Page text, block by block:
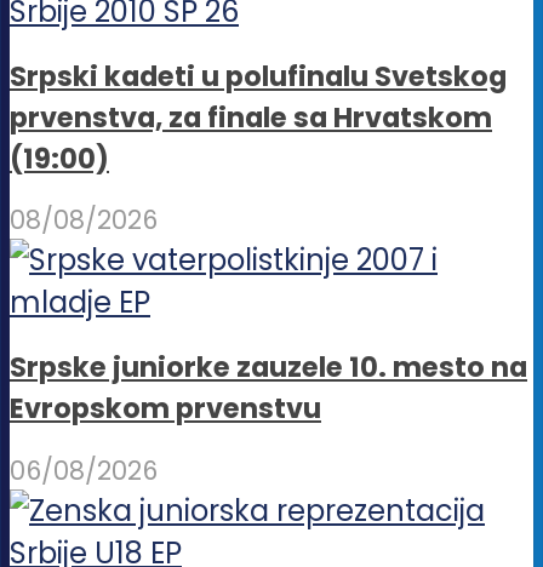
Srpski kadeti u polufinalu Svetskog
prvenstva, za finale sa Hrvatskom
(19:00)
08/08/2026
Srpske juniorke zauzele 10. mesto na
Evropskom prvenstvu
06/08/2026